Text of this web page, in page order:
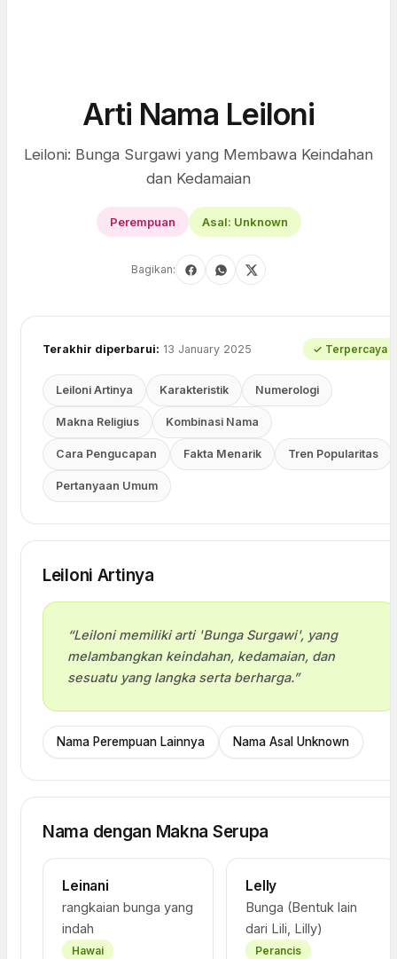
Arti Nama Leiloni
Leiloni: Bunga Surgawi yang Membawa Keindahan
dan Kedamaian
Perempuan Asal: Unknown
Bagikan:
Terakhir diperbarui: 13 January 2025 ✓ Terpercaya
Leiloni Artinya Karakteristik Numerologi
Makna Religius Kombinasi Nama
Cara Pengucapan Fakta Menarik Tren Popularitas
Pertanyaan Umum
Leiloni Artinya
“Leiloni memiliki arti 'Bunga Surgawi', yang
melambangkan keindahan, kedamaian, dan
sesuatu yang langka serta berharga.”
Nama Perempuan Lainnya Nama Asal Unknown
Nama dengan Makna Serupa
Leinani
rangkaian bunga yang
indah
Hawai
Lelly
Bunga (Bentuk lain
dari Lili, Lilly)
Perancis